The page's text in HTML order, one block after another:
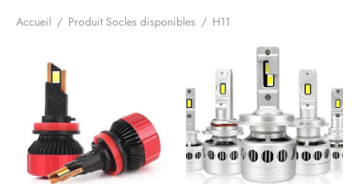
Accueil / Produit Socles disponibles / H11